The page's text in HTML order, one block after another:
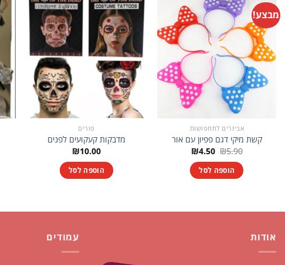
מבצע!
אביזרים לתחפושות
קשת מיקי דגם פפיון עם אור
₪5.90 המחיר
היה:
₪5.90.
₪4.50
הוא:
₪4.50. הוספה לסל
פורים
מדבקות קעקועים לפנים
₪10.00
הוספה לסל
אודות עמודים